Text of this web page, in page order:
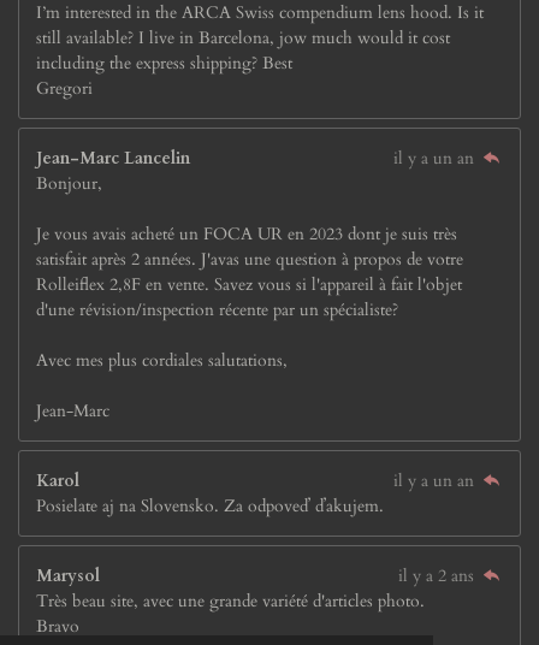
I’m interested in the ARCA Swiss compendium lens hood. Is it
still available? I live in Barcelona, jow much would it cost
including the express shipping? Best
Gregori
Jean-Marc Lancelin
il y a un an
Bonjour,
Je vous avais acheté un FOCA UR en 2023 dont je suis très
satisfait après 2 années. J'avas une question à propos de votre
Rolleiflex 2,8F en vente. Savez vous si l'appareil à fait l'objet
d'une révision/inspection récente par un spécialiste?
Avec mes plus cordiales salutations,
Jean-Marc
Karol
il y a un an
Posielate aj na Slovensko. Za odpoveď ďakujem.
Marysol
il y a 2 ans
Très beau site, avec une grande variété d'articles photo.
Bravo